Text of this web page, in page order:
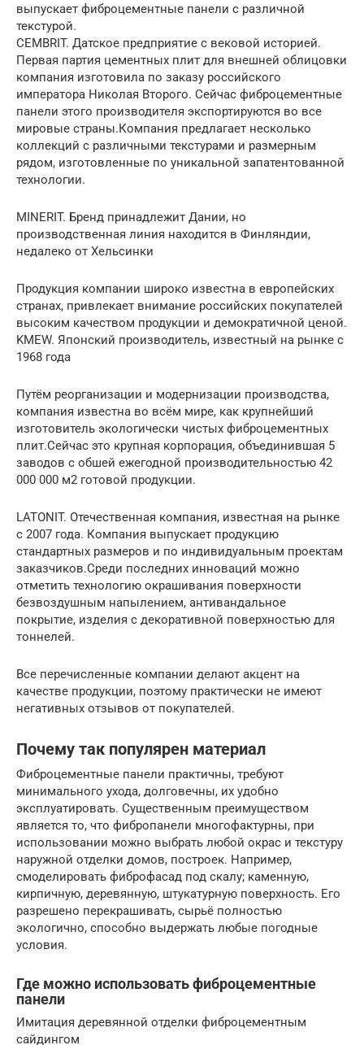
выпускает фиброцементные панели с различной
текстурой.
CEMBRIT. Датское предприятие с вековой историей.
Первая партия цементных плит для внешней облицовки
компания изготовила по заказу российского
императора Николая Второго. Сейчас фиброцементные
панели этого производителя экспортируются во все
мировые страны.Компания предлагает несколько
коллекций с различными текстурами и размерным
рядом, изготовленные по уникальной запатентованной
технологии.
MINERIT. Бренд принадлежит Дании, но
производственная линия находится в Финляндии,
недалеко от Хельсинки
Продукция компании широко известна в европейских
странах, привлекает внимание российских покупателей
высоким качеством продукции и демократичной ценой.
KMEW. Японский производитель, известный на рынке с
1968 года
Путём реорганизации и модернизации производства,
компания известна во всём мире, как крупнейший
изготовитель экологически чистых фиброцементных
плит.Сейчас это крупная корпорация, объединившая 5
заводов с обшей ежегодной производительностью 42
000 000 м2 готовой продукции.
LATONIT. Отечественная компания, известная на рынке
с 2007 года. Компания выпускает продукцию
стандартных размеров и по индивидуальным проектам
заказчиков.Среди последних инноваций можно
отметить технологию окрашивания поверхности
безвоздушным напылением, антивандальное
покрытие, изделия с декоративной поверхностью для
тоннелей.
Все перечисленные компании делают акцент на
качестве продукции, поэтому практически не имеют
негативных отзывов от покупателей.
Почему так популярен материал
Фиброцементные панели практичны, требуют
минимального ухода, долговечны, их удобно
эксплуатировать. Существенным преимуществом
является то, что фибропанели многофактурны, при
использовании можно выбрать любой окрас и текстуру
наружной отделки домов, построек. Например,
смоделировать фиброфасад под скалу; каменную,
кирпичную, деревянную, штукатурную поверхность. Его
разрешено перекрашивать, сырьё полностью
экологично, способно выдержать любые погодные
условия.
Где можно использовать фиброцементные
панели
Имитация деревянной отделки фиброцементным
сайдингом